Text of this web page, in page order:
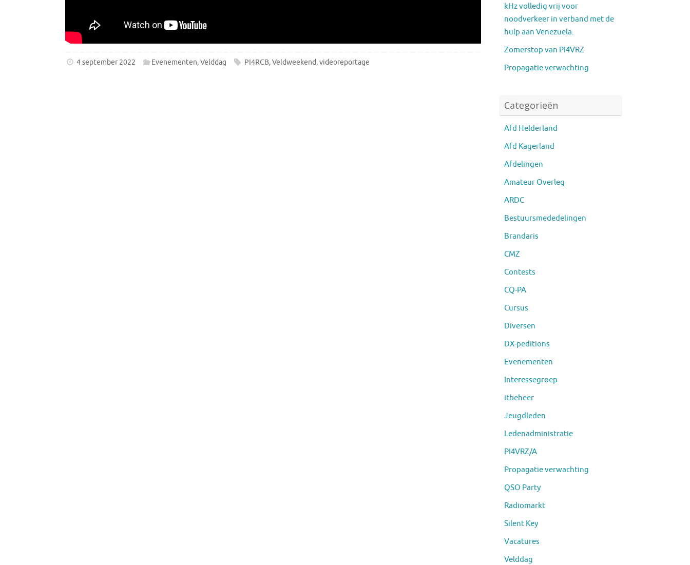
4 september 2022 Evenementen,Velddag PI4RCB,Veldweekend,videoreportage
kHz volledig vrij voor
noodverkeer in verband met de
hulp aan Venezuela.
Zomerstop van PI4VRZ
Propagatie verwachting
Categorieën
Afd Helderland
Afd Kagerland
Afdelingen
Amateur Overleg
ARDC
Bestuursmededelingen
Brandaris
CMZ
Contests
CQ-PA
Cursus
Diversen
DX-peditions
Evenementen
Interessegroep
itbeheer
Jeugdleden
Ledenadministratie
PI4VRZ/A
Propagatie verwachting
QSO Party
Radiomarkt
Silent Key
Vacatures
Velddag